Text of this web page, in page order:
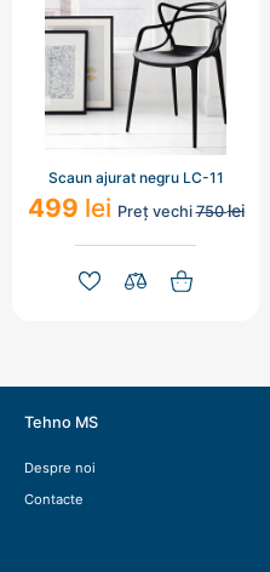
Scaun ajurat negru LC-11
499 lei Preț vechi750lei
Tehno MS
Despre noi
Contacte